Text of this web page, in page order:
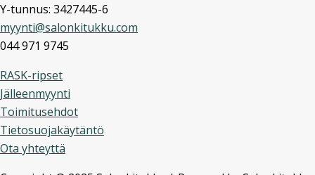
Y-tunnus: 3427445-6
myynti@salonkitukku.com
044 971 9745
RASK-ripset
Jälleenmyynti
Toimitusehdot
Tietosuojakäytäntö
Ota yhteyttä